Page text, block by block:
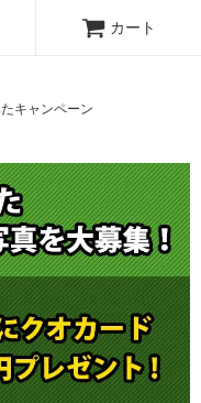
カート
キャンペーン